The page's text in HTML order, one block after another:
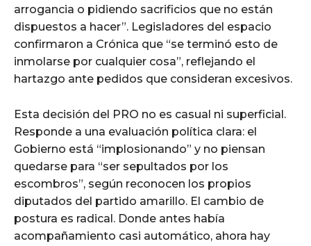
arrogancia o pidiendo sacrificios que no están
dispuestos a hacer”. Legisladores del espacio
confirmaron a Crónica que “se terminó esto de
inmolarse por cualquier cosa”, reflejando el
hartazgo ante pedidos que consideran excesivos.
Esta decisión del PRO no es casual ni superficial.
Responde a una evaluación política clara: el
Gobierno está “implosionando” y no piensan
quedarse para “ser sepultados por los
escombros”, según reconocen los propios
diputados del partido amarillo. El cambio de
postura es radical. Donde antes había
acompañamiento casi automático, ahora hay